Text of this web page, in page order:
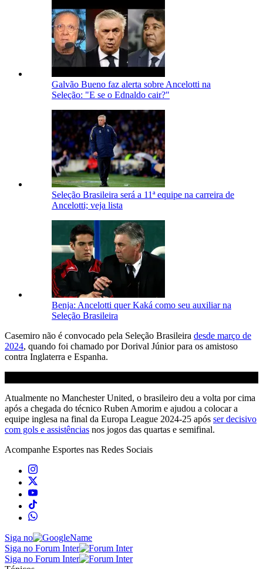
Galvão Bueno faz alerta sobre Ancelotti na
Seleção: "E se o Ednaldo cair?"
Seleção Brasileira será a 11ª equipe na carreira de
Ancelotti; veja lista
Benja: Ancelotti quer Kaká como seu auxiliar na
Seleção Brasileira
Casemiro não é convocado pela Seleção Brasileira desde março de
2024, quando foi chamado por Dorival Júnior para os amistoso
contra Inglaterra e Espanha.
Atualmente no Manchester United, o brasileiro deu a volta por cima
após a chegada do técnico Ruben Amorim e ajudou a colocar a
equipe inglesa na final da Europa League 2024-25 após ser decisivo
com gols e assistências nos jogos das quartas e semifinal.
Acompanhe Esportes nas Redes Sociais
Siga no
Siga no Forum Inter
Siga no Forum Inter